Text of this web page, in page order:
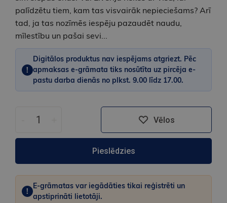
palīdzētu tiem, kam tas visvairāk nepieciešams? Arī
tad, ja tas nozīmēs iespēju pazaudēt naudu,
mīlestību un pašai sevi...
!
Digitālos produktus nav iespējams atgriezt. Pēc
apmaksas e-grāmata tiks nosūtīta uz pircēja e-
pastu darba dienās no plkst. 9.00 līdz 17.00.
Vēlos
Pieslēdzies
!
E-grāmatas var iegādāties tikai reģistrēti un
apstiprināti lietotāji.